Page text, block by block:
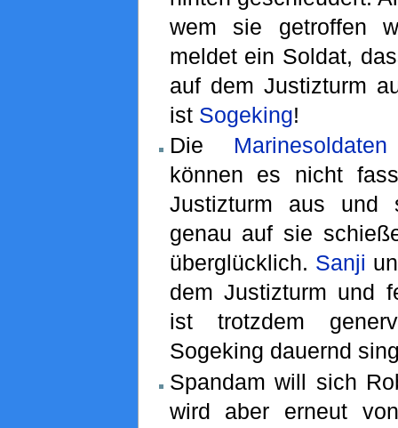
wem sie getroffen
meldet ein Soldat,
auf dem Justizturm
ist Sogeking!
Die Marinesoldaten
können es nicht
Justizturm aus und
genau auf sie
überglücklich. Sanji
dem Justizturm und
ist trotzdem
Sogeking dauernd
Spandam will sich
wird aber erneut